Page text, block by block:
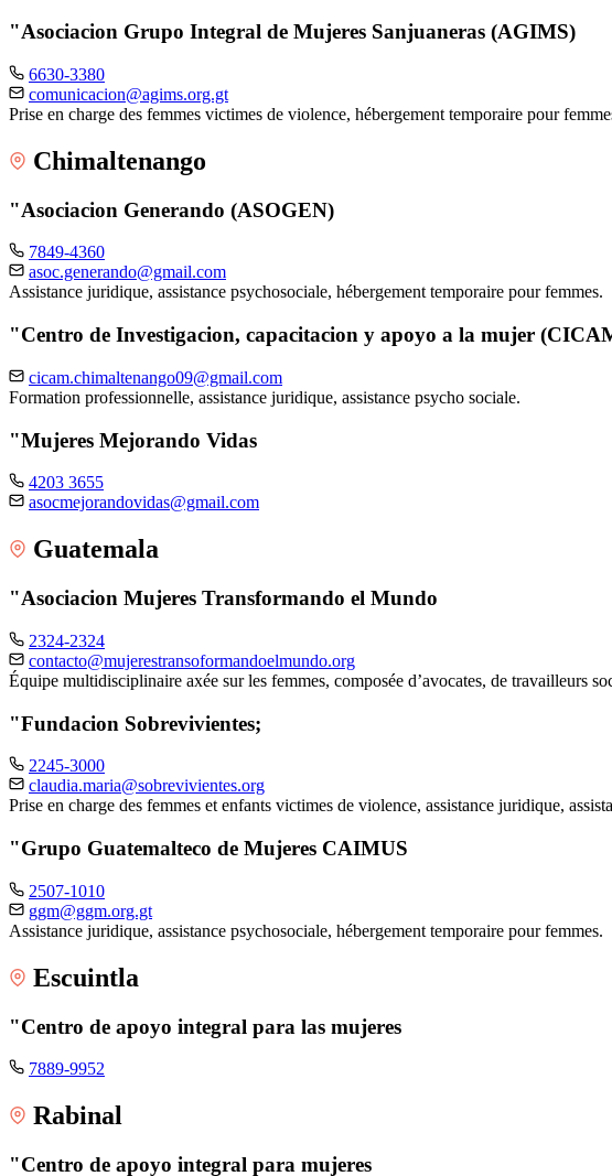
"Asociacion Grupo Integral de Mujeres Sanjuaneras (AGIMS)
6630-3380
comunicacion@agims.org.gt
Prise en charge des femmes victimes de violence, hébergement temporaire pour
Chimaltenango
"Asociacion Generando (ASOGEN)
7849-4360
asoc.generando@gmail.com
Assistance juridique, assistance psychosociale, hébergement temporaire pour femmes.
"Centro de Investigacion, capacitacion y apoyo a la mujer
cicam.chimaltenango09@gmail.com
Formation professionnelle, assistance juridique, assistance psycho sociale.
"Mujeres Mejorando Vidas
4203 3655
asocmejorandovidas@gmail.com
Guatemala
"Asociacion Mujeres Transformando el Mundo
2324-2324
contacto@mujerestransoformandoelmundo.org
Équipe multidisciplinaire axée sur les femmes, composée d’avocates, de travailleurs
"Fundacion Sobrevivientes;
2245-3000
claudia.maria@sobrevivientes.org
Prise en charge des femmes et enfants victimes de violence, assistance juridique,
"Grupo Guatemalteco de Mujeres CAIMUS
2507-1010
ggm@ggm.org.gt
Assistance juridique, assistance psychosociale, hébergement temporaire pour femmes.
Escuintla
"Centro de apoyo integral para las mujeres
7889-9952
Rabinal
"Centro de apoyo integral para mujeres